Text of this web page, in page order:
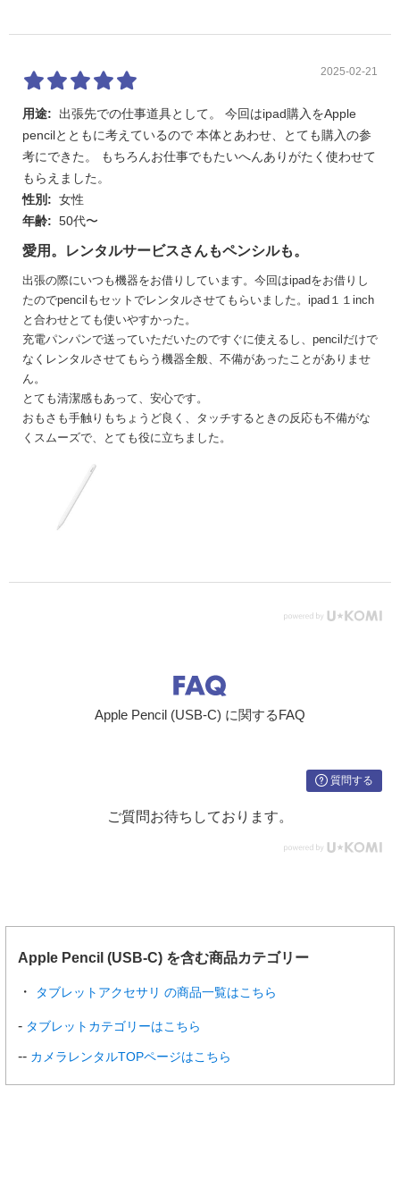
2025-02-21
用途:
出張先での仕事道具として。 今回はipad購入をApple
pencilとともに考えているので 本体とあわせ、とても購入の参
考にできた。 もちろんお仕事でもたいへんありがたく使わせて
もらえました。
性別: 女性
年齢: 50代〜
愛用。レンタルサービスさんもペンシルも。
出張の際にいつも機器をお借りしています。今回はipadをお借りし
たのでpencilもセットでレンタルさせてもらいました。ipad１１inch
と合わせとても使いやすかった。
充電パンパンで送っていただいたのですぐに使えるし、pencilだけで
なくレンタルさせてもらう機器全般、不備があったことがありませ
ん。
とても清潔感もあって、安心です。
おもさも手触りもちょうど良く、タッチするときの反応も不備がな
くスムーズで、とても役に立ちました。
Apple Pencil (USB-C) に関するFAQ
質問する
ご質問お待ちしております。
Apple Pencil (USB-C) を含む商品カテゴリー
タブレットアクセサリ の商品一覧はこちら
タブレットカテゴリーはこちら
カメラレンタルTOPページはこちら